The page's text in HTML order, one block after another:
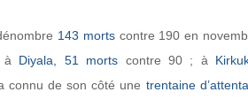
143 mortscontre 190 en
à Diyala, 51 morts contre 90 ; à
connu de son côté une trentaine